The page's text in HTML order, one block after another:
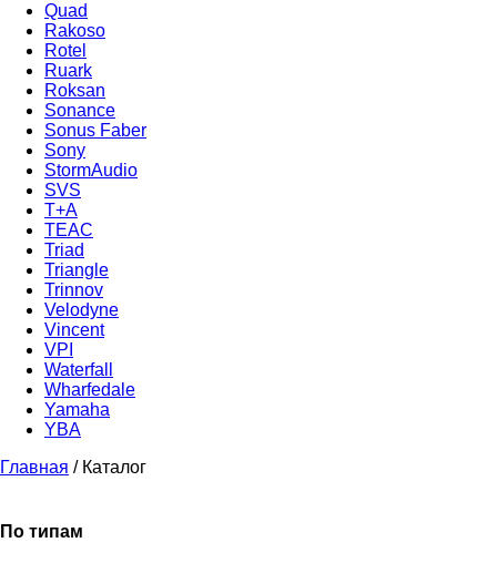
Quad
Rakoso
Rotel
Ruark
Roksan
Sonance
Sonus Faber
Sony
StormAudio
SVS
T+A
TEAC
Triad
Triangle
Trinnov
Velodyne
Vincent
VPI
Waterfall
Wharfedale
Yamaha
YBA
Главная / Каталог
По типам